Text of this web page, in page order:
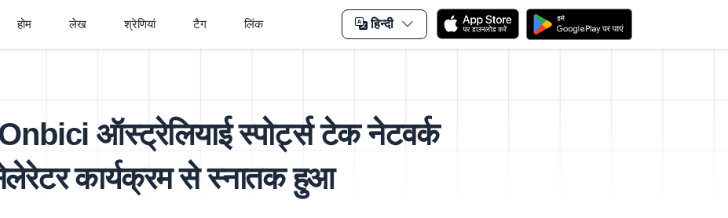
होम लेख श्रेणियां टैग लिंक हिन्दी
ऑस्ट्रेलियाई स्पोर्ट्स टेक नेटवर्क
कार्यक्रम से स्नातक हुआ